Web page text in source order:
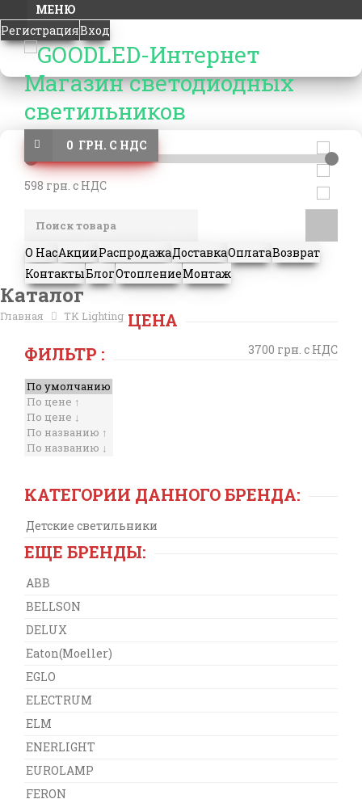
МЕНЮ
РегистрацияВход
0 ГРН. С НДС
О НасАкцииРаспродажаДоставкаОплатаВозврат
КонтактыБлогОтоплениеМонтаж
Каталог
Главная TK Lighting ЦЕНА
598 грн. с НДС
3700 грн. с НДС
ФИЛЬТР :
КАТЕГОРИИ ДАННОГО БРЕНДА:
Детские светильники
ЕЩЕ БРЕНДЫ:
ABB
BELLSON
DELUX
Eaton(Moeller)
EGLO
ELECTRUM
ELM
ENERLIGHT
EUROLAMP
FERON